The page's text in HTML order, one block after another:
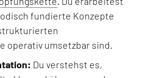
fundierte Konzepte
operativ umsetzbar sind.
Du verstehst es,